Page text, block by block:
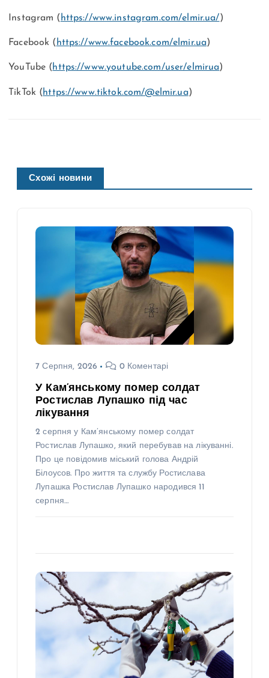
Instagram (https://www.instagram.com/elmir.ua/)
Facebook (https://www.facebook.com/elmir.ua)
YouTube (https://www.youtube.com/user/elmirua)
TikTok (https://www.tiktok.com/@elmir.ua)
Схожі новини
7 Серпня, 2026 0 Коментарі
У Кам’янському помер солдат
Ростислав Лупашко під час
лікування
2 серпня у Кам’янському помер солдат
Ростислав Лупашко, який перебував на лікуванні.
Про це повідомив міський голова Андрій
Білоусов. Про життя та службу Ростислава
Лупашка Ростислав Лупашко народився 11
серпня…